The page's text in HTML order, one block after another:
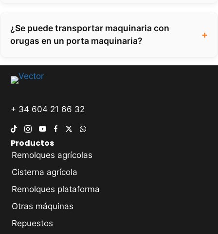
¿Se puede transportar maquinaria con
orugas en un porta maquinaria?
+ 34 604 21 66 32
Productos
Remolques agrícolas
Cisterna agrícola
Remolques plataforma
Otras máquinas
Repuestos